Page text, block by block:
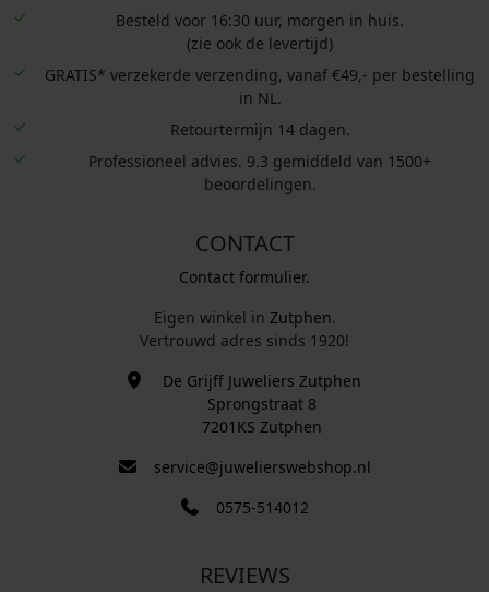
Besteld voor 16:30 uur, morgen in huis.
(zie ook de levertijd)
GRATIS* verzekerde verzending, vanaf €49,- per bestelling
in NL.
Retourtermijn 14 dagen.
Professioneel advies. 9.3 gemiddeld van 1500+
beoordelingen.
CONTACT
Contact formulier.
Eigen winkel in Zutphen.
Vertrouwd adres sinds 1920!
De Grijff Juweliers Zutphen
Sprongstraat 8
7201KS Zutphen
service@juwelierswebshop.nl
0575-514012
REVIEWS